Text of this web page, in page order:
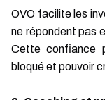
OVO facilite les
ne répondent pas
Cette confiance
bloqué et pouvoir